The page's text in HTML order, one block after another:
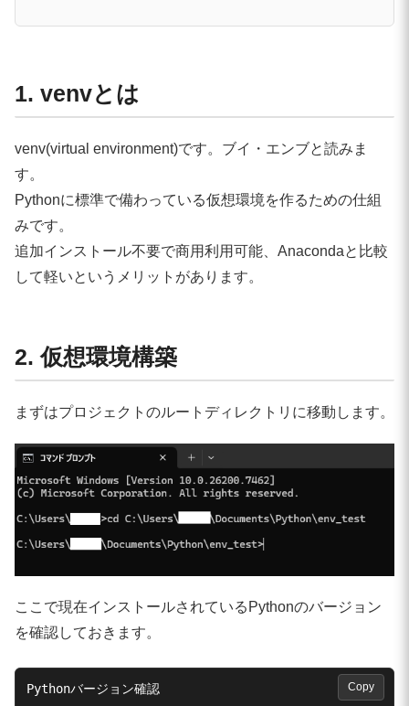
1. venvとは
venv(virtual environment)です。ブイ・エンブと読みま
す。
Pythonに標準で備わっている仮想環境を作るための仕組
みです。
追加インストール不要で商用利用可能、Anacondaと比較
して軽いというメリットがあります。
2. 仮想環境構築
まずはプロジェクトのルートディレクトリに移動します。
ここで現在インストールされているPythonのバージョン
を確認しておきます。
Copy